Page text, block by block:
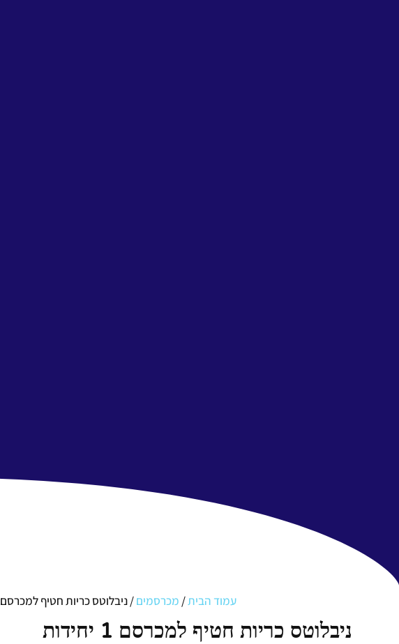
עמוד הבית/ מכרסמים/ ניבלוטס כריות חטיף למכרסם 1 יחידות
ניבלוטס כריות חטיף למכרסם 1 יחידות